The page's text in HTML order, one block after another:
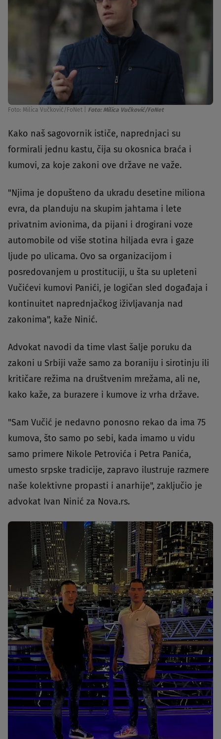
Foto: Milica Vučković/FoNet Foto: Milica Vučković/FoNet
Kako naš sagovornik ističe, naprednjaci su
formirali jednu kastu, čija su okosnica braća i
kumovi, za koje zakoni ove države ne važe.
"Njima je dopušteno da ukradu desetine miliona
evra, da planduju na skupim jahtama i lete
privatnim avionima, da pijani i drogirani voze
automobile od više stotina hiljada evra i gaze
ljude po ulicama. Ovo sa organizacijom i
posredovanjem u prostituciji, u šta su upleteni
Vučićevi kumovi Panići, je logičan sled događaja i
kontinuitet naprednjačkog iživljavanja nad
zakonima", kaže Ninić.
Advokat navodi da time vlast šalje poruku da
zakoni u Srbiji važe samo za boraniju i sirotinju ili
kritičare režima na društvenim mrežama, ali ne,
kako kaže, za burazere i kumove iz vrha države.
"Sam Vučić je nedavno ponosno rekao da ima 75
kumova, što samo po sebi, kada imamo u vidu
samo primere Nikole Petrovića i Petra Panića,
umesto srpske tradicije, zapravo ilustruje razmere
naše kolektivne propasti i anarhije", zaključio je
advokat Ivan Ninić za Nova.rs.